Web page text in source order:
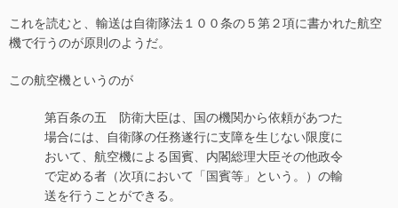
これを読むと、輸送は自衛隊法１００条の５第２項に書かれた航空
機で行うのが原則のようだ。
この航空機というのが
第百条の五 防衛大臣は、国の機関から依頼があつた
場合には、自衛隊の任務遂行に支障を生じない限度に
おいて、航空機による国賓、内閣総理大臣その他政令
で定める者（次項において「国賓等」という。）の輸
送を行うことができる。